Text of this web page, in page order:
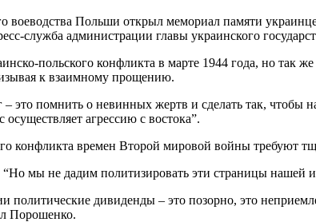
Польши открыл мемориал памяти
служба администрации главы украинского
польского конфликта в марте 1944 года, но так
к взаимному прощению.
это помнить о невинных жертв и сделать так, чтобы
агрессию с востока”.
конфликта времен Второй мировой войны требуют
мы не дадим политизировать эти страницы нашей
политические дивиденды – это позорно, это
Порошенко.